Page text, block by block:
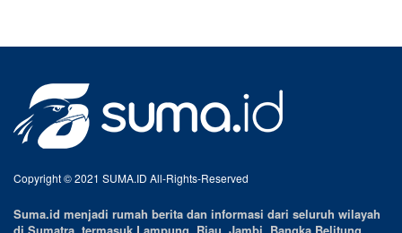
Copyright © 2021 SUMA.ID All-Rights-Reserved
Suma.id menjadi rumah berita dan informasi dari seluruh wilayah